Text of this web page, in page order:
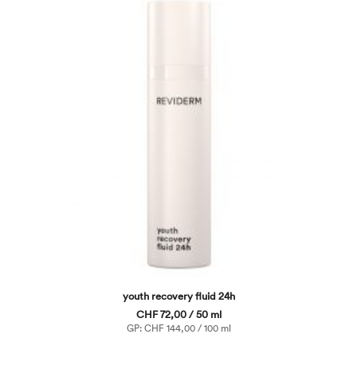
youth recovery fluid 24h
CHF 72,00 / 50 ml
GP: CHF 144,00 / 100 ml